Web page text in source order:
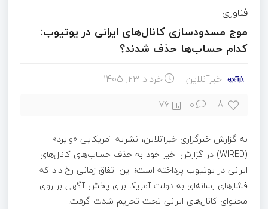
فناوری
موج مسدودسازی کانال‌های ایرانی در یوتیوب:
کدام حساب‌ها حذف شدند؟
خبرآنلاین خرداد ۲۳, ۱۴۰۵
8
0
76
به گزارش خبرگزاری خبرآنلاین، نشریه آمریکایی «وایرد»
(WIRED) در گزارش اخیر خود به حذف حساب‌های کانال‌های
ایرانی در یوتیوب پرداخته است؛ این اتفاق زمانی رخ داد که
فشارهای رسانه‌ای به دولت آمریکا برای پخش آگهی بر روی
محتوای کانال‌های ایرانی تحت تحریم شدت گرفت.